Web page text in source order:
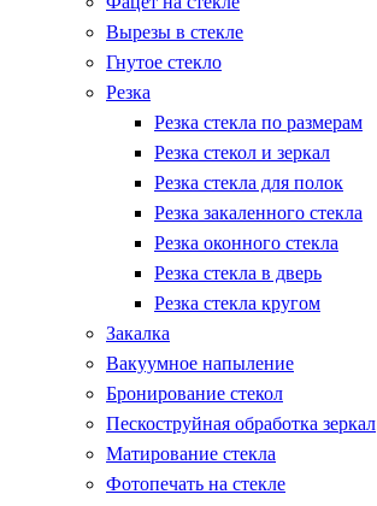
Вырезы в стекле
Гнутое стекло
Резка
Резка стекла по размерам
Резка стекол и зеркал
Резка стекла для полок
Резка закаленного стекла
Резка оконного стекла
Резка стекла в дверь
Резка стекла кругом
Закалка
Вакуумное напыление
Бронирование стекол
Пескоструйная обработка зеркал
Матирование стекла
Фотопечать на стекле